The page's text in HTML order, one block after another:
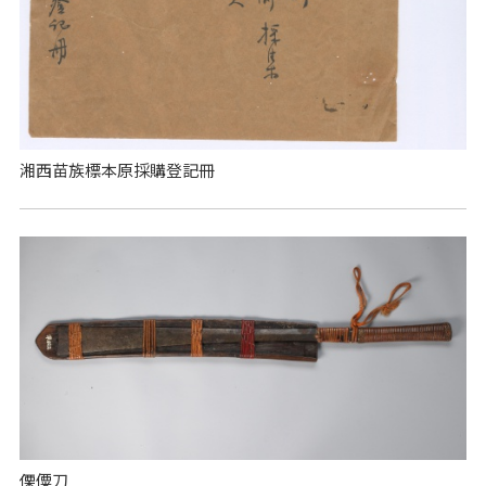
湘西苗族標本原採購登記冊
傈僳刀